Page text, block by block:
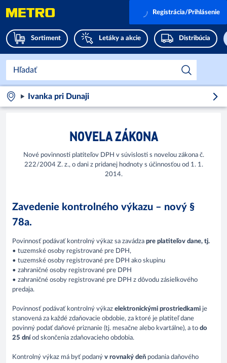
Sortiment Letáky a akcie Distribúcia
Registrácia/Prihlásenie
Ivanka pri Dunaji
NOVELA ZÁKONA
Nové povinnosti platiteľov DPH v súvislosti s novelou zákona č.
222/2004 Z. z., o dani z pridanej hodnoty s účinnosťou od 1. 1.
2014.
Zavedenie kontrolného výkazu – nový §
78a.
Povinnosť podávať kontrolný výkaz sa zavádza pre platiteľov dane, tj.
• tuzemské osoby registrované pre DPH,
• tuzemské osoby registrované pre DPH ako skupinu
• zahraničné osoby registrované pre DPH
• zahraničné osoby registrované pre DPH z dôvodu zásielkového
predaja.
Povinnosť podávať kontrolný výkaz elektronickými prostriedkami je
stanovená za každé zdaňovacie obdobie, za ktoré je platiteľ dane
povinný podať daňové priznanie (tj. mesačne alebo kvartálne), a to do
25 dní od skončenia zdaňovacieho obdobia.
Kontrolný výkaz má byť podaný v rovnaký deň podania daňového